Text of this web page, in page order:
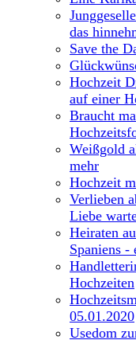
das
Save the
Hochzeit
auf einer
Braucht
Weißgold
mehr
Hochzeit
Verlieben
Liebe
Heiraten
Spaniens -
Hochzeiten
05.01.2020
Usedom